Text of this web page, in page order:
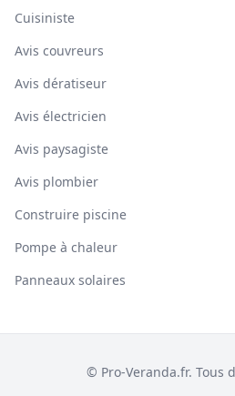
Cuisiniste
Avis couvreurs
Avis dératiseur
Avis électricien
Avis paysagiste
Avis plombier
Construire piscine
Pompe à chaleur
Panneaux solaires
© Pro-Veranda.fr. Tous